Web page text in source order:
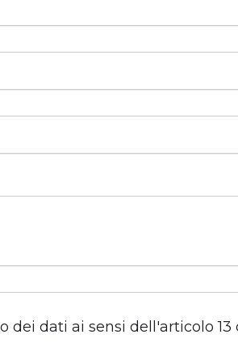
dati ai sensi dell'articolo 13